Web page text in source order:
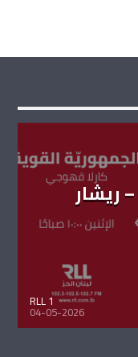
ريشار
RLL 1
04-05-2026